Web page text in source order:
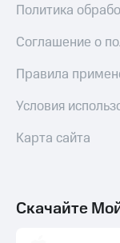
Политика
Соглашение о
Правила
Условия
Карта сайта
Скачайте